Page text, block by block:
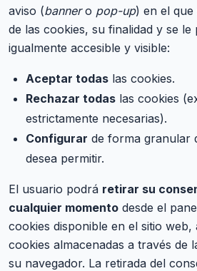
aviso (bannero pop-up) en el
de las cookies, su finalidad y se le
igualmente accesible y visible:
Aceptar todas las cookies.
Rechazar todas las cookies
estrictamente necesarias).
Configurar de forma granular
desea permitir.
El usuario podrá retirar su
cualquier momento desde el
cookies disponible en el sitio web,
cookies almacenadas a través de
su navegador. La retirada del